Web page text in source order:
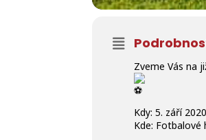
Zveme Vás na
Kdy: 5. září 2020
Kde: Fotbalové